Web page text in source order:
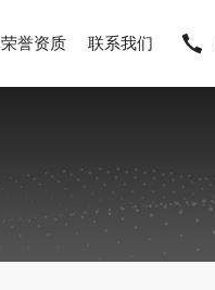
荣誉资质 联系我们